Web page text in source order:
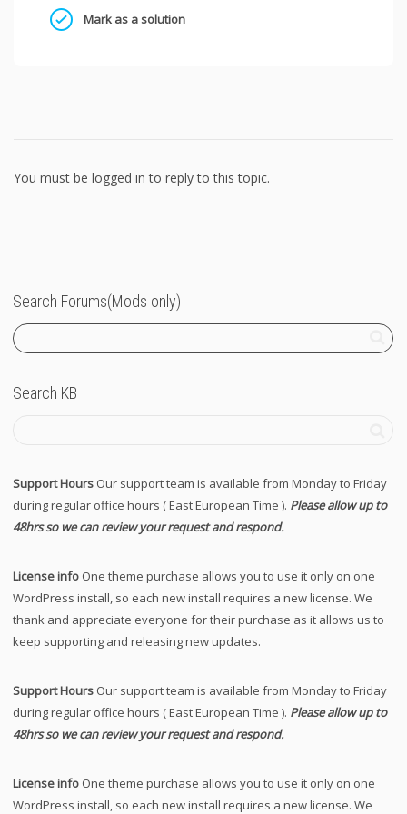
Mark as a solution
You must be logged in to reply to this topic.
Search Forums(Mods only)
Search KB
Support Hours Our support team is available from Monday to Friday
during regular office hours ( East European Time ). Please allow up to
48hrs so we can review your request and respond.
License info One theme purchase allows you to use it only on one
WordPress install, so each new install requires a new license. We
thank and appreciate everyone for their purchase as it allows us to
keep supporting and releasing new updates.
Support Hours Our support team is available from Monday to Friday
during regular office hours ( East European Time ). Please allow up to
48hrs so we can review your request and respond.
License info One theme purchase allows you to use it only on one
WordPress install, so each new install requires a new license. We